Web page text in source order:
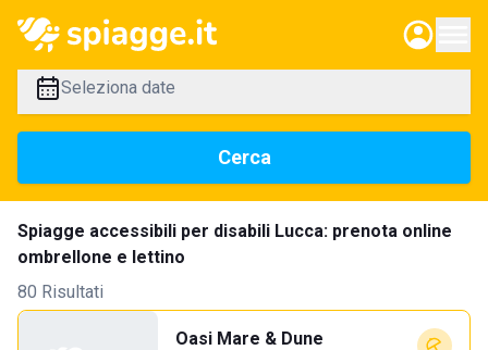
Lucca
Seleziona date
Cerca
Spiagge accessibili per disabili Lucca: prenota online
ombrellone e lettino
80 Risultati
Oasi Mare & Dune